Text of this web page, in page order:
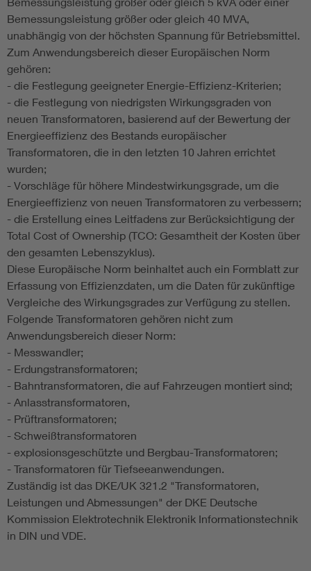
Bemessungsleistung größer oder gleich 40 MVA,
unabhängig von der höchsten Spannung für Betriebsmittel.
Zum Anwendungsbereich dieser Europäischen Norm
gehören:
- die Festlegung geeigneter Energie-Effizienz-Kriterien;
- die Festlegung von niedrigsten Wirkungsgraden von
neuen Transformatoren, basierend auf der Bewertung der
Energieeffizienz des Bestands europäischer
Transformatoren, die in den letzten 10 Jahren errichtet
wurden;
- Vorschläge für höhere Mindestwirkungsgrade, um die
Energieeffizienz von neuen Transformatoren zu verbessern;
- die Erstellung eines Leitfadens zur Berücksichtigung der
Total Cost of Ownership (TCO: Gesamtheit der Kosten über
den gesamten Lebenszyklus).
Diese Europäische Norm beinhaltet auch ein Formblatt zur
Erfassung von Effizienzdaten, um die Daten für zukünftige
Vergleiche des Wirkungsgrades zur Verfügung zu stellen.
Folgende Transformatoren gehören nicht zum
Anwendungsbereich dieser Norm:
- Messwandler;
- Erdungstransformatoren;
- Bahntransformatoren, die auf Fahrzeugen montiert sind;
- Anlasstransformatoren,
- Prüftransformatoren;
- Schweißtransformatoren
- explosionsgeschützte und Bergbau-Transformatoren;
- Transformatoren für Tiefseeanwendungen.
Zuständig ist das DKE/UK 321.2 "Transformatoren,
Leistungen und Abmessungen" der DKE Deutsche
Kommission Elektrotechnik Elektronik Informationstechnik
in DIN und VDE.